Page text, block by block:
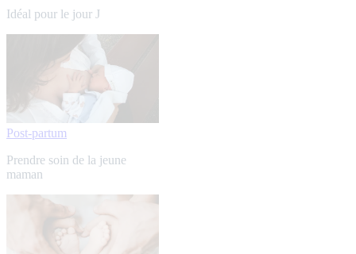
Idéal pour le jour J
Post-partum
Prendre soin de la jeune
maman